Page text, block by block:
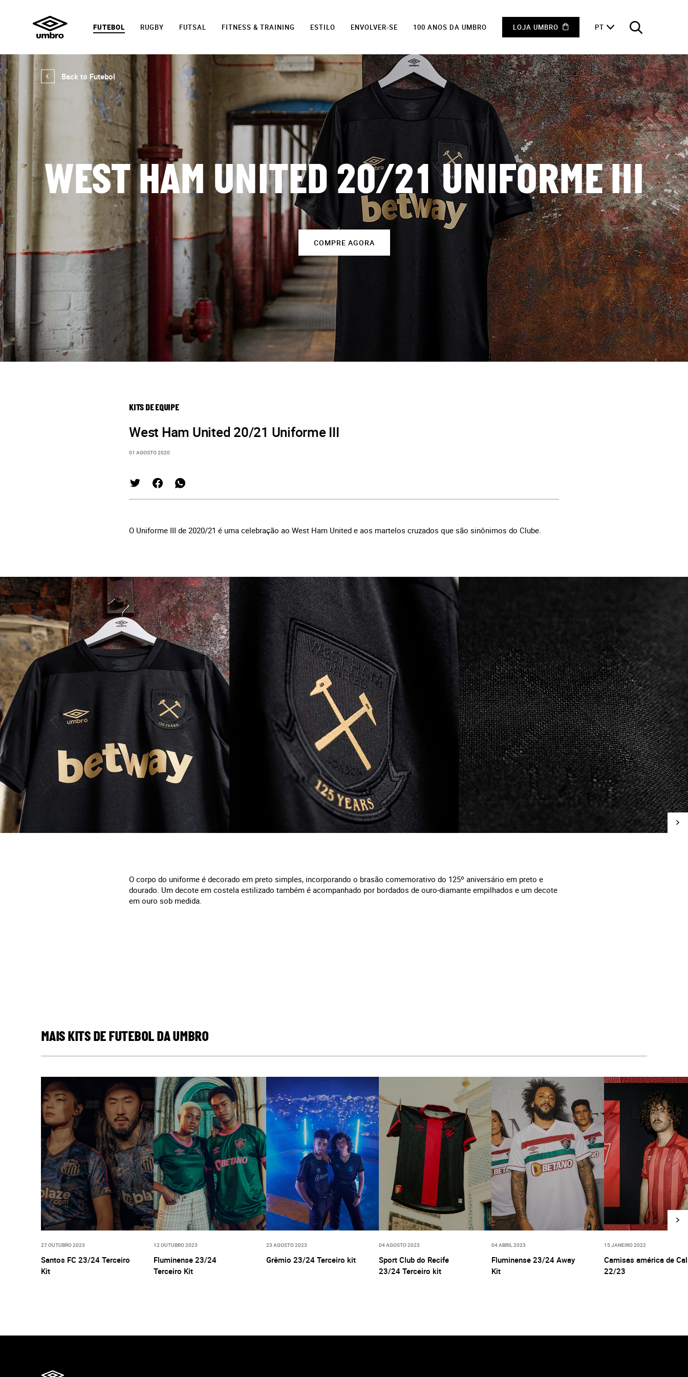
FUTEBOL RUGBY FUTSAL FITNESS & TRAINING ESTILO ENVOLVER-SE 100 ANOS DA UMBRO LOJA UMBRO PT
Back to Futebol
WEST HAM UNITED 20/21 UNIFORME III
COMPRE AGORA
KITS DE EQUIPE
West Ham United 20/21 Uniforme III
01 AGOSTO 2020
O Uniforme III de 2020/21 é uma celebração ao West Ham United e aos martelos cruzados que são sinônimos do Clube.
O corpo do uniforme é decorado em preto simples, incorporando o brasão comemorativo do 125º aniversário em preto e
dourado. Um decote em costela estilizado também é acompanhado por bordados de ouro-diamante empilhados e um decote
em ouro sob medida.
MAIS KITS DE FUTEBOL DA UMBRO
27 OUTUBRO 2023
Santos FC 23/24 Terceiro
Kit
12 OUTUBRO 2023
Fluminense 23/24
Terceiro Kit
23 AGOSTO 2023
Grêmio 23/24 Terceiro kit
04 AGOSTO 2023
Sport Club do Recife
23/24 Terceiro kit
04 ABRIL 2023
Fluminense 23/24 Away
Kit
15 JANEIRO 2022
Camisas américa de
22/23